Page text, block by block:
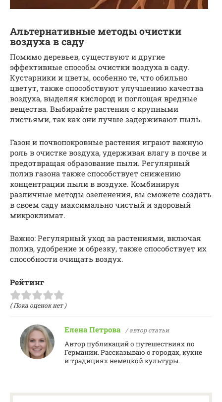
Альтернативные методы очистки
воздуха в саду
Помимо деревьев, существуют и другие
эффективные способы очистки воздуха в саду.
Кустарники и цветы, особенно те, что обильно
цветут, также способствуют улучшению качества
воздуха, выделяя кислород и поглощая вредные
вещества. Выбирайте растения с крупными
листьями, так как они лучше задерживают пыль.
Газон и почвопокровные растения играют важную
роль в очистке воздуха, удерживая влагу в почве и
предотвращая образование пыли. Регулярный
полив газона также способствует снижению
концентрации пыли в воздухе. Комбинируя
различные методы озеленения, вы сможете создать
в своем саду максимально чистый и здоровый
микроклимат.
Важно: Регулярный уход за растениями, включая
полив, удобрение и обрезку, также способствует их
способности очищать воздух.
Рейтинг
( Пока оценок нет )
Елена Петрова / автор статьи
Автор публикаций о путешествиях по
Германии. Рассказываю о городах, кухне
и традициях немецкой культуры.